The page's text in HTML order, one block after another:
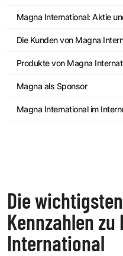
Magna International: Aktie
Die Kunden von Magna
Produkte von Magna
Magna als Sponsor
Magna International im
Die
Kennzahlen zu
International